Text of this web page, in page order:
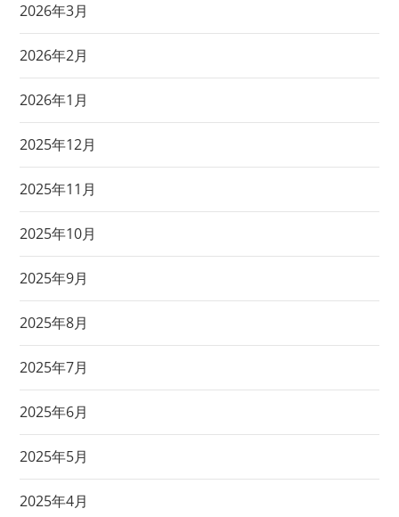
2026年3月
2026年2月
2026年1月
2025年12月
2025年11月
2025年10月
2025年9月
2025年8月
2025年7月
2025年6月
2025年5月
2025年4月